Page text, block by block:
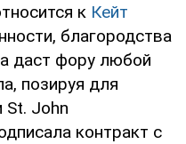
к Кейт
благородства
даст фору любой
позируя для
St. John
контракт с